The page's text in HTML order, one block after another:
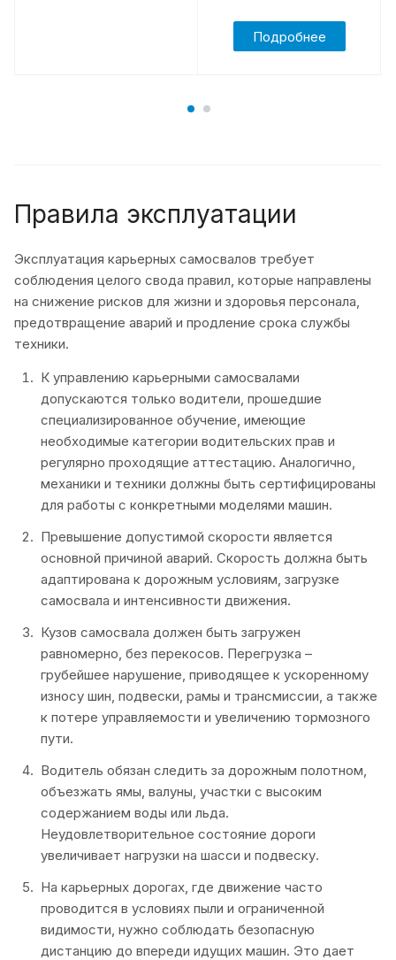
Подробнее
Правила эксплуатации
Эксплуатация карьерных самосвалов требует
соблюдения целого свода правил, которые направлены
на снижение рисков для жизни и здоровья персонала,
предотвращение аварий и продление срока службы
техники.
К управлению карьерными самосвалами
допускаются только водители, прошедшие
специализированное обучение, имеющие
необходимые категории водительских прав и
регулярно проходящие аттестацию. Аналогично,
механики и техники должны быть сертифицированы
для работы с конкретными моделями машин.
Превышение допустимой скорости является
основной причиной аварий. Скорость должна быть
адаптирована к дорожным условиям, загрузке
самосвала и интенсивности движения.
Кузов самосвала должен быть загружен
равномерно, без перекосов. Перегрузка –
грубейшее нарушение, приводящее к ускоренному
износу шин, подвески, рамы и трансмиссии, а также
к потере управляемости и увеличению тормозного
пути.
Водитель обязан следить за дорожным полотном,
объезжать ямы, валуны, участки с высоким
содержанием воды или льда.
Неудовлетворительное состояние дороги
увеличивает нагрузки на шасси и подвеску.
На карьерных дорогах, где движение часто
проводится в условиях пыли и ограниченной
видимости, нужно соблюдать безопасную
дистанцию до впереди идущих машин. Это дает